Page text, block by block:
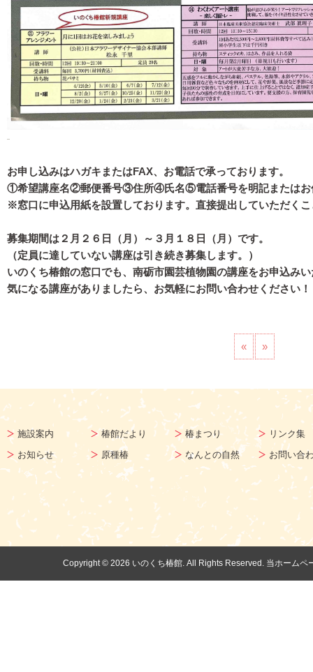
お申し込みはハガキまたはFAX、お電話で承っております。
①希望講座名②郵便番号③住所④氏名⑤電話番号を明記またはお
※窓口に申込用紙を設置しております。直接提出していただく
募集期間は２月２６日（月）～３月１８日（月）です。
（定員に達していない講座は引き続き募集します。）
いのくち椿館の窓口でも、南砺市園芸植物園の講座をお申込み
気になる講座がありましたら、お気軽にお問い合わせください！
« »
施設案内 椿館だより 椿まつり
リンク集
お知らせ
原種椿 なんとの自然 お問い合
Copyright ©2026 いのくち椿館. All Rights Reserved. 当ホーム